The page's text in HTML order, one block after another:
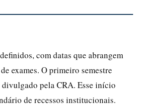
com datas que abrangem
exames. O primeiro semestre
pela CRA. Esse início
de recessos institucionais.